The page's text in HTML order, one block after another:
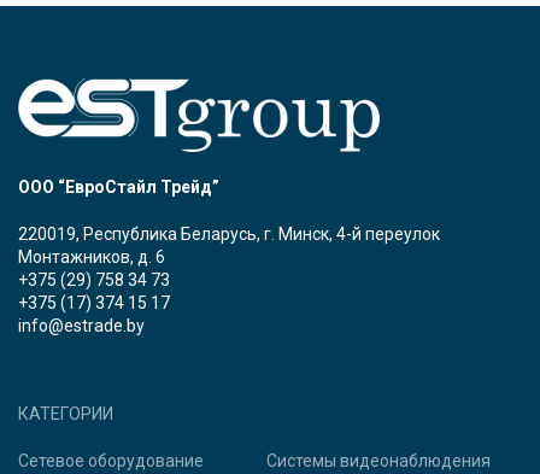
ООО “ЕвроСтайл Трейд”
220019, Республика Беларусь, г. Минск, 4-й переулок
Монтажников, д. 6
+375 (29) 758 34 73
+375 (17) 374 15 17
info@estrade.by
КАТЕГОРИИ
Сетевое оборудование Системы видеонаблюдения